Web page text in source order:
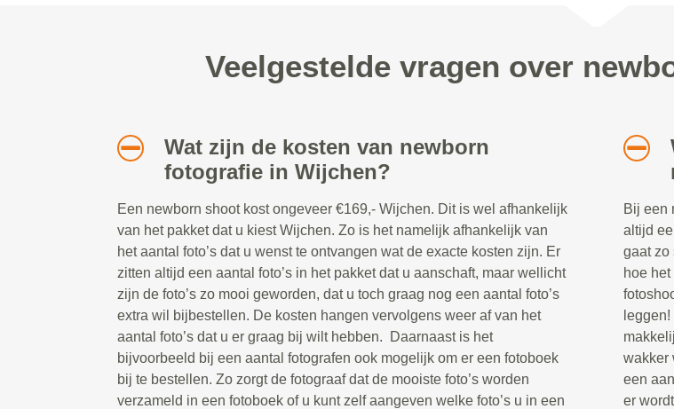
Veelgestelde vragen over
Wat zijn de kosten van newborn
fotografie in Wijchen?
Een newborn shoot kost ongeveer €169,- Wijchen. Dit is wel afhankelijk
van het pakket dat u kiest Wijchen. Zo is het namelijk afhankelijk van
het aantal foto’s dat u wenst te ontvangen wat de exacte kosten zijn. Er
zitten altijd een aantal foto’s in het pakket dat u aanschaft, maar wellicht
zijn de foto’s zo mooi geworden, dat u toch graag nog een aantal foto’s
extra wil bijbestellen. De kosten hangen vervolgens weer af van het
aantal foto’s dat u er graag bij wilt hebben. Daarnaast is het
bijvoorbeeld bij een aantal fotografen ook mogelijk om er een fotoboek
bij te bestellen. Zo zorgt de fotograaf dat de mooiste foto’s worden
verzameld in een fotoboek of u kunt zelf aangeven welke foto’s u in een
Bij een
altijd
gaat zo
hoe
wakker
een
er